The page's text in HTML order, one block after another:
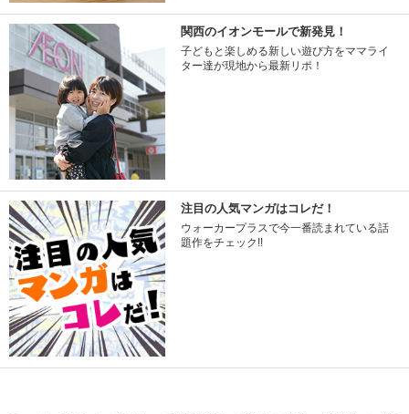
関西のイオンモールで新発見！
子どもと楽しめる新しい遊び方をママライ
ター達が現地から最新リポ！
注目の人気マンガはコレだ！
ウォーカープラスで今一番読まれている話
題作をチェック!!